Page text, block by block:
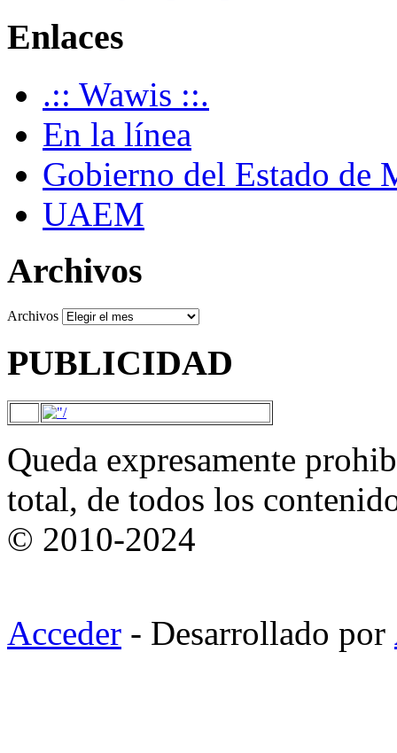
Enlaces
.:: Wawis ::.
En la línea
Gobierno del Estado de
UAEM
Archivos
Archivos
PUBLICIDAD
Queda expresamente
total, de todos los
© 2010-2024
Acceder - Desarrollado por